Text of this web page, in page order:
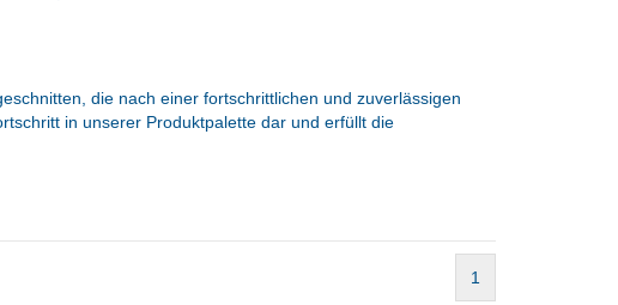
die nach einer fortschrittlichen und zuverlässigen
in unserer Produktpalette dar und erfüllt die
1